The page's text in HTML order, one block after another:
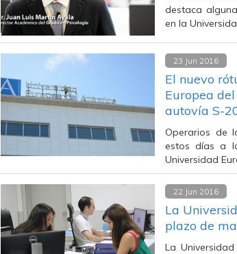
destaca
en la
23 Jun 2016
El nuevo
Europea
autovía S-
Operarios de
estos días a
Universidad
22 Jun 2016
La
plazo de
La